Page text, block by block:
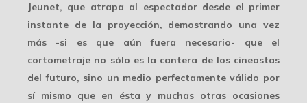
Jeunet, que atrapa al espectador desde el primer
instante de la proyección, demostrando una vez
más -si es que aún fuera necesario- que el
cortometraje no sólo es la cantera de los cineastas
del futuro, sino un medio perfectamente válido por
sí mismo que en ésta y muchas otras ocasiones